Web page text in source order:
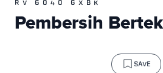
RV 6040 GXBK
Pembersih
SAVE